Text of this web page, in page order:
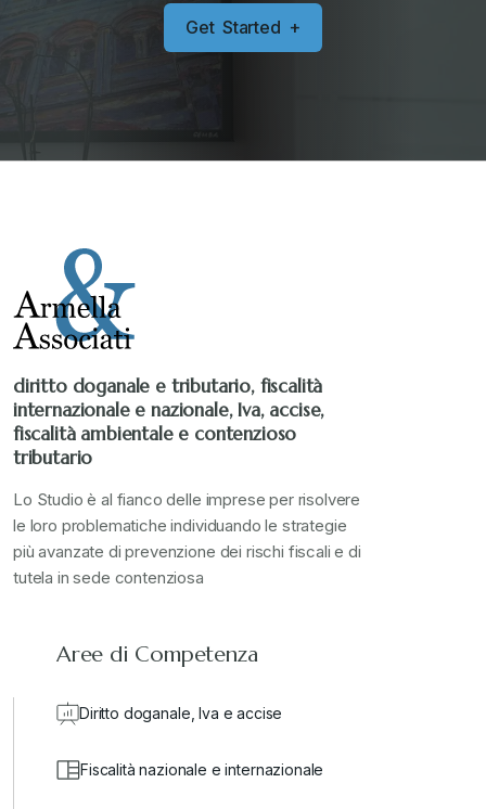
Get Started +
diritto doganale e tributario, fiscalità
internazionale e nazionale, Iva, accise,
fiscalità ambientale e contenzioso
tributario
Lo Studio è al fianco delle imprese per risolvere
le loro problematiche individuando le strategie
più avanzate di prevenzione dei rischi fiscali e di
tutela in sede contenziosa
Aree di Competenza
Diritto doganale, Iva e accise
Fiscalità nazionale e internazionale